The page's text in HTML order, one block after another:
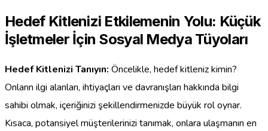
Hedef Kitlenizi Etkilemenin Yolu: Küçük
İşletmeler İçin Sosyal Medya Tüyoları
Hedef Kitlenizi Tanıyın: Öncelikle, hedef kitleniz kimin?
Onların ilgi alanları, ihtiyaçları ve davranışları hakkında bilgi
sahibi olmak, içeriğinizi şekillendirmenizde büyük rol oynar.
Kısaca, potansiyel müşterilerinizi tanımak, onlara ulaşmanın en